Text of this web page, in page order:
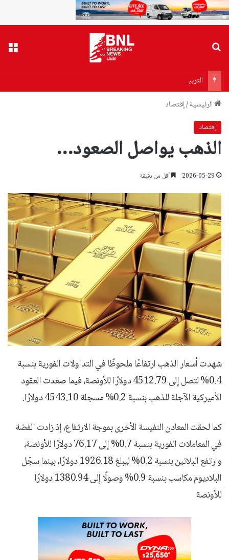
التربية توضّح آلية الامتحان السريري لكولوكيوم الطب العام
الرئيسية/إقتصاد
إقتصاد
الذهب يواصل الصعود…
2026-05-29 أقل من دقيقة
شهدت أسعار الذهب ارتفاعًا ملحوظًا في التداولات الفورية بنسبة
0.4% لتصل إلى 4512.79 دولارًا للأونصة، فيما صعدت العقود
الأميركية الآجلة للذهب بنسبة 0.2% مسجلة 4543.10 دولارًا.
كما لحقت المعادن النفيسة الأخرى بموجة الارتفاع، إذ زادت الفضة
في المعاملات الفورية بنسبة 0.7% إلى 76.17 دولارًا للأونصة،
وارتفع البلاتين بنسبة 0.2% ليبلغ 1926.18 دولارًا، بينما سجّل
البلاديوم مكاسب بنسبة 0.9% وصولًا إلى 1380.94 دولارًا
للأونصة